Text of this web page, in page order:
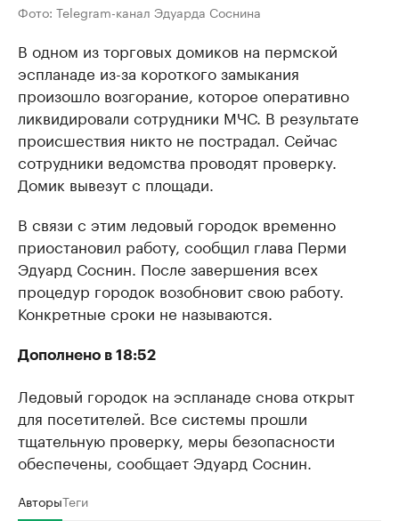
Фото: Telegram-канал Эдуарда Соснина
В одном из торговых домиков на пермской
эспланаде из-за короткого замыкания
произошло возгорание, которое оперативно
ликвидировали сотрудники МЧС. В результате
происшествия никто не пострадал. Сейчас
сотрудники ведомства проводят проверку.
Домик вывезут с площади.
В связи с этим ледовый городок временно
приостановил работу, сообщил глава Перми
Эдуард Соснин. После завершения всех
процедур городок возобновит свою работу.
Конкретные сроки не называются.
Дополнено в 18:52
Ледовый городок на эспланаде снова открыт
для посетителей. Все системы прошли
тщательную проверку, меры безопасности
обеспечены, сообщает Эдуард Соснин.
АвторыТеги